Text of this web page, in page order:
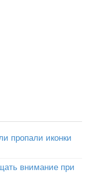
пропали иконки
внимание при